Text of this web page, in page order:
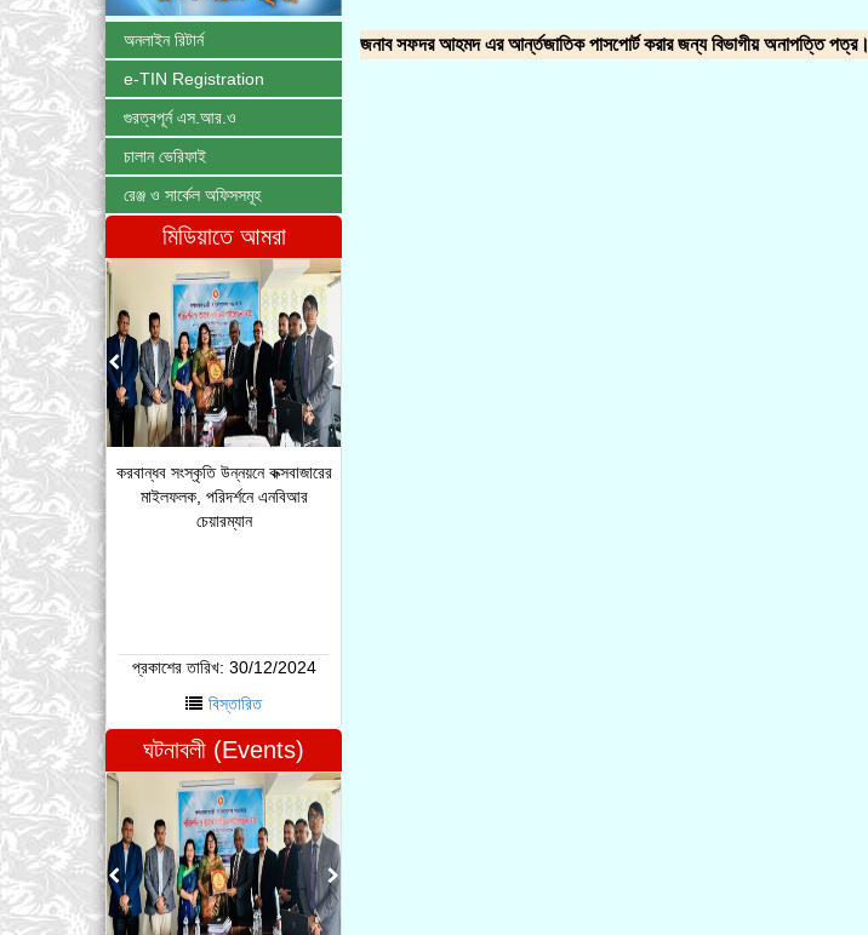
অনলাইন রিটার্ন
e-TIN Registration
গুরত্বপূর্ন এস.আর.ও
চালান ভেরিফাই
রেঞ্জ ও সার্কেল অফিসসমূহ
মিডিয়াতে আমরা
করবান্ধব সংস্কৃতি উন্নয়নে কক্সবাজারের
মাইলফলক, পরিদর্শনে এনবিআর
চেয়ারম্যান
প্রকাশের তারিখ: 30/12/2024
বিস্তারিত
ঘটনাবলী (Events)
জনাব সফদর আহমদ এর আর্ন্তজাতিক পাসপোর্ট করার জন্য বিভাগীয় অনাপত্তি পত্র।